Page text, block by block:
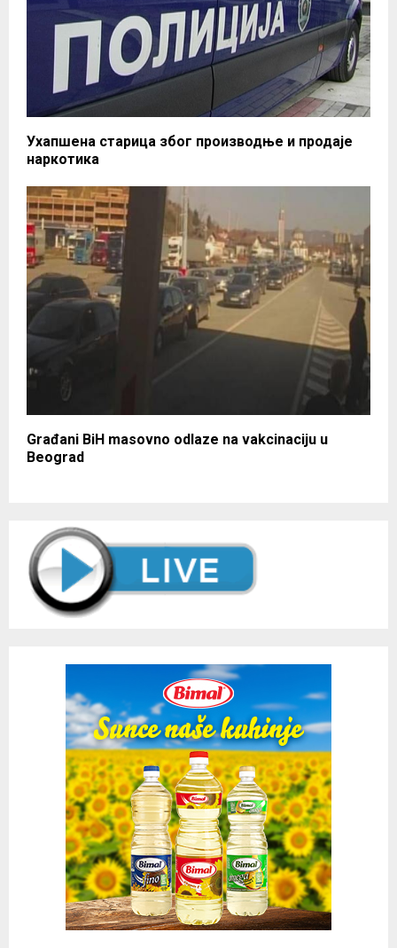
Ухапшена старица због производње и продаје
наркотика
Građani BiH masovno odlaze na vakcinaciju u
Beograd